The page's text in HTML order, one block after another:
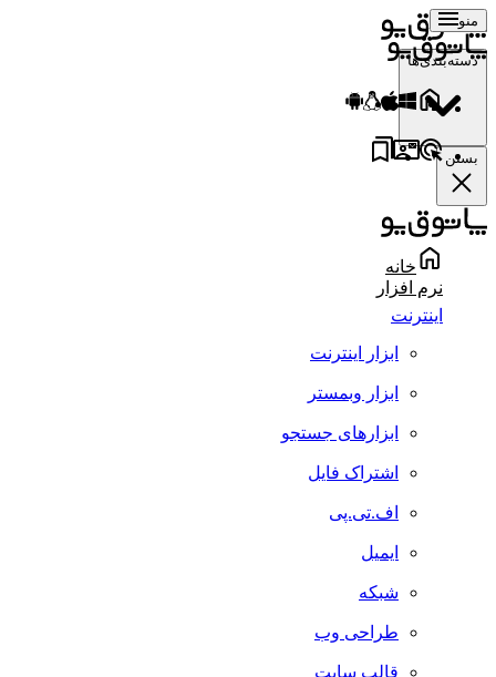
منو
دسته‌بندی‌ها
بستن
خانه
نرم افزار
اینترنت
ابزار اینترنت
ابزار وبمستر
ابزارهای جستجو
اشتراک فایل
اف.تی.پی
ایمیل
شبکه
طراحی وب
قالب سایت